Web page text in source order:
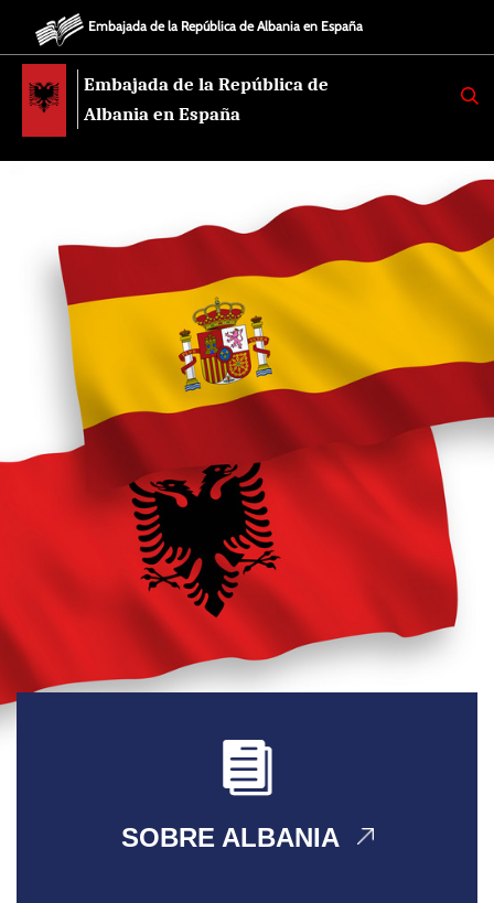
Embajada de la República de Albania en España
Embajada de la República de
Albania en España
K
E
SOBRE ALBANIA